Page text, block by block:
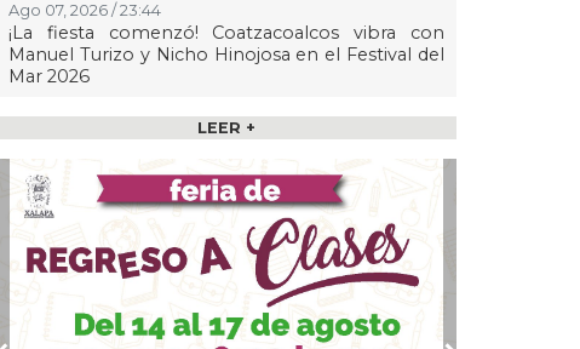
Ago 07, 2026 / 23:44
¡La fiesta comenzó! Coatzacoalcos vibra con
Manuel Turizo y Nicho Hinojosa en el Festival del
Mar 2026
Ago 07, 2026 / 23:36
En marcha trabajos de rehabilitación en avenida
20 de Noviembre; habrá reducción a un carril
Ago 07, 2026 / 22:31
San Andrés Tuxtla alista su Festival Internacional
de Globos de Papel
Ago 07, 2026 / 20:42
Alcalde Samuel Acosta inaugura la calle
Bugambilias en El Tejar
LEER +